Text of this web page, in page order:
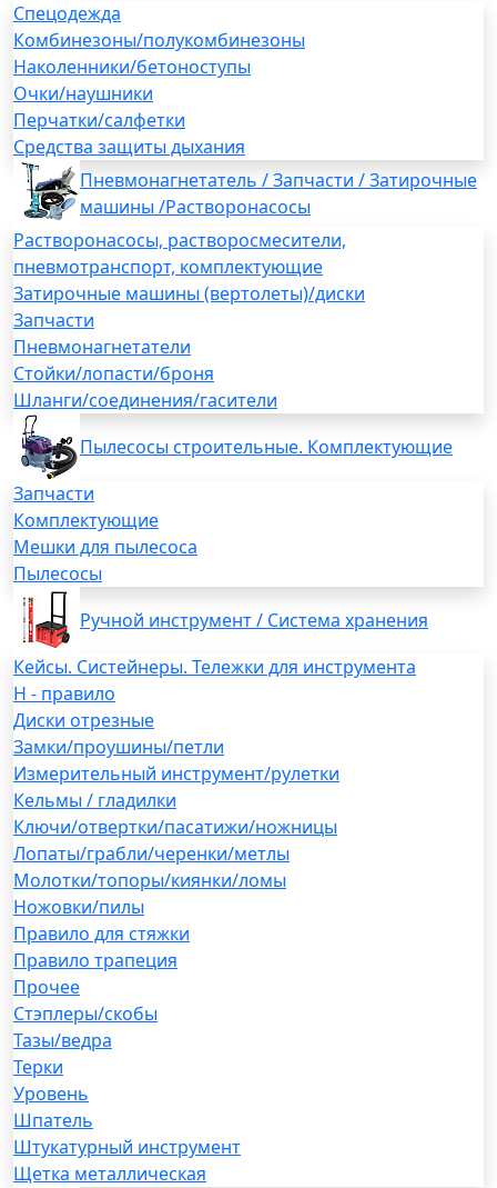
Спецодежда
Комбинезоны/полукомбинезоны
Наколенники/бетоноступы
Очки/наушники
Перчатки/салфетки
Средства защиты дыхания
Пневмонагнетатель / Запчасти / Затирочные
машины /Растворонасосы
Растворонасосы, растворосмесители,
пневмотранспорт, комплектующие
Затирочные машины (вертолеты)/диски
Запчасти
Пневмонагнетатели
Стойки/лопасти/броня
Шланги/соединения/гасители
Пылесосы строительные. Комплектующие
Запчасти
Комплектующие
Мешки для пылесоса
Пылесосы
Ручной инструмент / Система хранения
Кейсы. Систейнеры. Тележки для инструмента
H - правило
Диски отрезные
Замки/проушины/петли
Измерительный инструмент/рулетки
Кельмы / гладилки
Ключи/отвертки/пасатижи/ножницы
Лопаты/грабли/черенки/метлы
Молотки/топоры/киянки/ломы
Ножовки/пилы
Правило для стяжки
Правило трапеция
Прочее
Стэплеры/скобы
Тазы/ведра
Терки
Уровень
Шпатель
Штукатурный инструмент
Щетка металлическая